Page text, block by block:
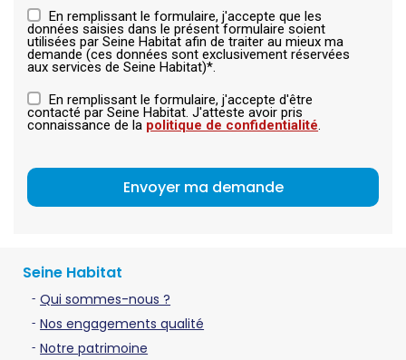
En remplissant le formulaire, j'accepte que les
données saisies dans le présent formulaire soient
utilisées par Seine Habitat afin de traiter au mieux ma
demande (ces données sont exclusivement réservées
aux services de Seine Habitat)*.
En remplissant le formulaire, j'accepte d'être
contacté par Seine Habitat. J'atteste avoir pris
connaissance de la politique de confidentialité.
Seine Habitat
Qui sommes-nous ?
Nos engagements qualité
Notre patrimoine